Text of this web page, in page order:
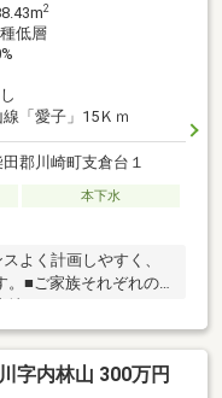
2
低層
線「愛子」15Ｋｍ
郡川崎町支倉台１
本下水
よく計画しやすく、
。■ご家族それぞれの
字内林山 300万円